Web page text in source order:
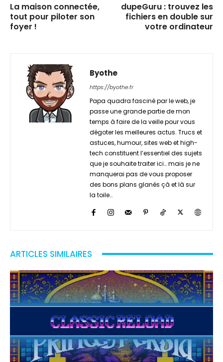
La maison connectée,
tout pour piloter son
foyer !
dupeGuru : trouvez les
fichiers en double sur
votre ordinateur
Byothe
https://byothe.fr
Papa quadra fasciné par le web, je
passe une grande partie de mon
temps à faire de la veille pour vous
dégoter les meilleures actus. Trucs et
astuces, humour, sites web et high-
tech constituent l’essentiel des sujets
que je souhaite traiter ici… mais je ne
manquerai pas de vous proposer
des bons plans glanés çà et là sur
la toile…
ARTICLES SIMILAIRES